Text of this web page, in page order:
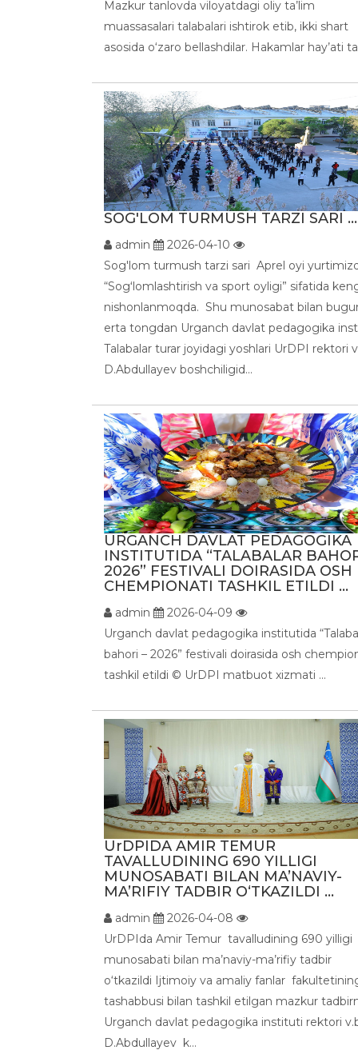
Mazkur tanlovda viloyatdagi oliy ta’lim
muassasalari talabalari ishtirok etib, ikki shart
asosida o‘zaro bellashdilar. Hakamlar hay’ati
SOG'LOM TURMUSH TARZI SARI ...
admin
2026-04-10
Sog'lom turmush tarzi sari Aprel oyi
“Sogʻlomlashtirish va sport oyligi” sifatida
nishonlanmoqda. Shu munosabat bilan
erta tongdan Urganch davlat pedagogika
Talabalar turar joyidagi yoshlari UrDPI rektori
D.Abdullayev boshchiligid...
URGANCH DAVLAT PEDAGOGIKA
INSTITUTIDA “TALABALAR
2026” FESTIVALI DOIRASIDA OSH
CHEMPIONATI TASHKIL ETILDI ...
admin
2026-04-09
Urganch davlat pedagogika institutida
bahori – 2026” festivali doirasida osh
tashkil etildi ©️ UrDPI matbuot xizmati ...
UrDPIDA AMIR TEMUR
TAVALLUDINING 690 YILLIGI
MUNOSABATI BILAN MA’NAVIY-
MA’RIFIY TADBIR O‘TKAZILDI ...
admin
2026-04-08
UrDPIda Amir Temur tavalludining 690 yilligi
munosabati bilan ma’naviy-ma’rifiy tadbir
o‘tkazildi Ijtimoiy va amaliy fanlar
tashabbusi bilan tashkil etilgan mazkur
Urganch davlat pedagogika instituti rektori
D.Abdullayev k...